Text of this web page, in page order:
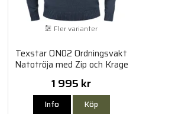
Fler varianter
Texstar ON02 Ordningsvakt
Natotröja med Zip och Krage
1 995 kr
Info Köp